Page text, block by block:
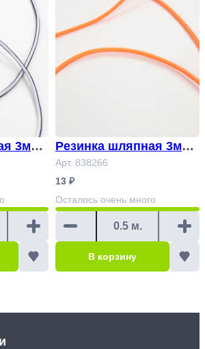
3мм
черн
Резинка шляпная 3мм
неоновый оранжевый
Арт.838266
Арт. 838266
13 ₽
Осталось очень много
В корзину